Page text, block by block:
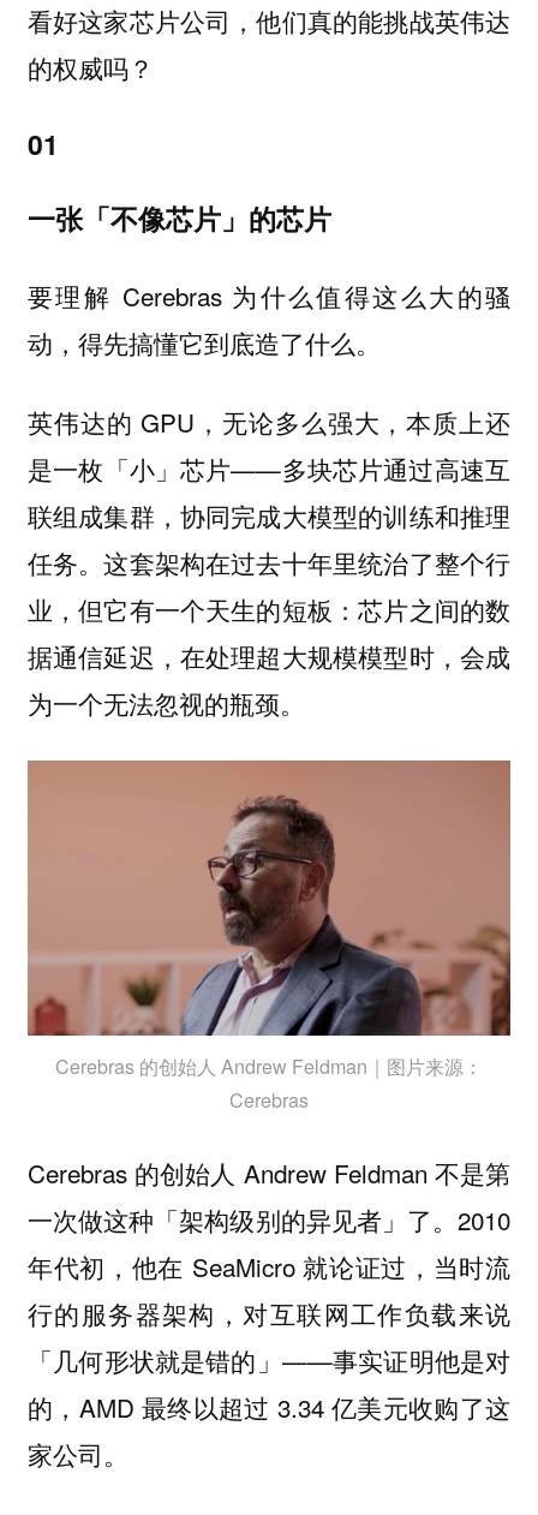
看好这家芯片公司，他们真的能挑战英伟达
的权威吗？
01
一张「不像芯片」的芯片
要理解 Cerebras 为什么值得这么大的骚
动，得先搞懂它到底造了什么。
英伟达的 GPU，无论多么强大，本质上还
是一枚「小」芯片——多块芯片通过高速互
联组成集群，协同完成大模型的训练和推理
任务。这套架构在过去十年里统治了整个行
业，但它有一个天生的短板：芯片之间的数
据通信延迟，在处理超大规模模型时，会成
为一个无法忽视的瓶颈。
Cerebras 的创始人 Andrew Feldman｜图片来源：
Cerebras
Cerebras 的创始人 Andrew Feldman 不是第
一次做这种「架构级别的异见者」了。2010
年代初，他在 SeaMicro 就论证过， 当时流
行的服务器架构，对互联网工作负载来说
「几何形状就是错的」 ——事实证明他是对
的，AMD 最终以超过 3.34 亿美元收购了这
家公司。